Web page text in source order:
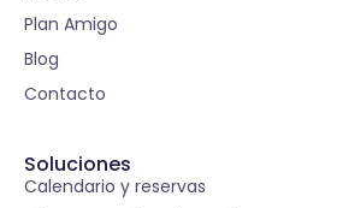
Plan Amigo
Blog
Contacto
Soluciones
Calendario y reservas